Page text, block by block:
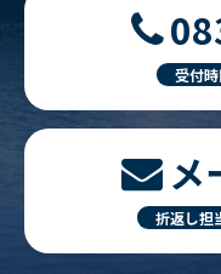
受付時
メ
折返し担